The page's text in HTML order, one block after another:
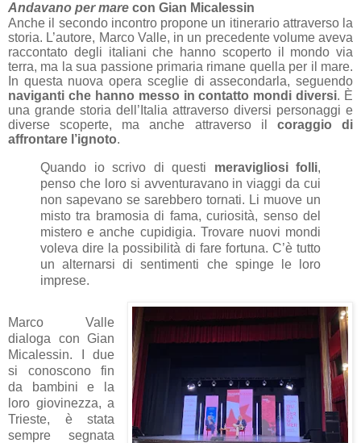
Andavano per mare con Gian Micalessin
Anche il secondo incontro propone un itinerario attraverso la
storia. L’autore, Marco Valle, in un precedente volume aveva
raccontato degli italiani che hanno scoperto il mondo via
terra, ma la sua passione primaria rimane quella per il mare.
In questa nuova opera sceglie di assecondarla, seguendo
naviganti che hanno messo in contatto mondi diversi. È
una grande storia dell’Italia attraverso diversi personaggi e
diverse scoperte, ma anche attraverso il coraggio di
affrontare l’ignoto.
Quando io scrivo di questi meravigliosi folli,
penso che loro si avventuravano in viaggi da cui
non sapevano se sarebbero tornati. Li muove un
misto tra bramosia di fama, curiosità, senso del
mistero e anche cupidigia. Trovare nuovi mondi
voleva dire la possibilità di fare fortuna. C’è tutto
un alternarsi di sentimenti che spinge le loro
imprese.
Marco Valle
dialoga con Gian
Micalessin. I due
si conoscono fin
da bambini e la
loro giovinezza, a
Trieste, è stata
sempre segnata